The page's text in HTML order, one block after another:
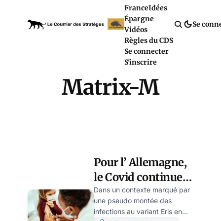
FranceIdées
Épargne
Vidéos
Règles du CDS
Se connecter
S'inscrire
Se
Matrix-M
Pour l’ Allemagne,
le Covid continue
et recommande le
nouveau Novavax
Dans un contexte marqué par
une pseudo montée des
infections au variant Eris en